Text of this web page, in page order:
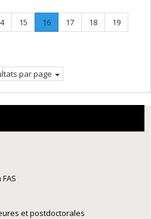
Page
15 Page
16.
Page
Page
17 Page
18 Page
19
par page
et postdoctorales